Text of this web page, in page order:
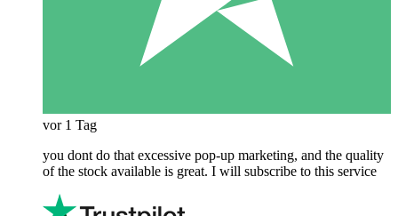
vor 1 Tag
you dont do that excessive pop-up marketing, and the quality
of the stock available is great. I will subscribe to this service